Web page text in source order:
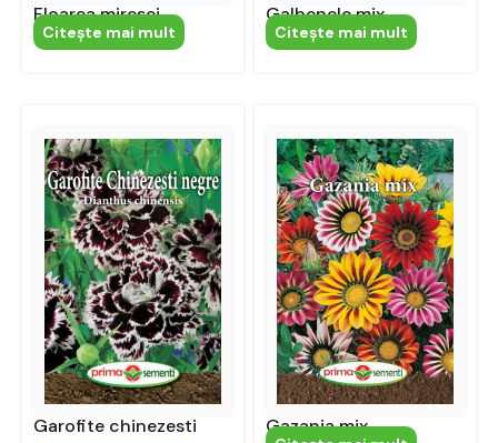
Floarea miresei
Citeşte mai mult
Galbenele mix
Citeşte mai mult
Garofite chinezesti
Gazania mix